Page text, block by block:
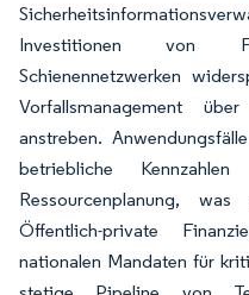
Investitionen von
Schienennetzwerken
Vorfallsmanagement
anstreben.
betriebliche
Ressourcenplanung,
Öffentlich-private
nationalen Mandaten für